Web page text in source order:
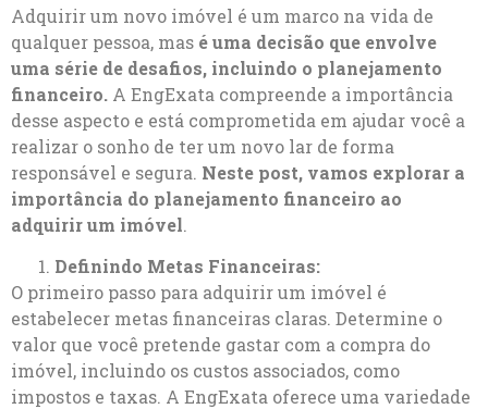
Adquirir um novo imóvel é um marco na vida de
qualquer pessoa, mas é uma decisão que envolve
uma série de desafios, incluindo o planejamento
financeiro. A EngExata compreende a importância
desse aspecto e está comprometida em ajudar você a
realizar o sonho de ter um novo lar de forma
responsável e segura. Neste post, vamos explorar a
importância do planejamento financeiro ao
adquirir um imóvel.
Definindo Metas Financeiras:
O primeiro passo para adquirir um imóvel é
estabelecer metas financeiras claras. Determine o
valor que você pretende gastar com a compra do
imóvel, incluindo os custos associados, como
impostos e taxas. A EngExata oferece uma variedade